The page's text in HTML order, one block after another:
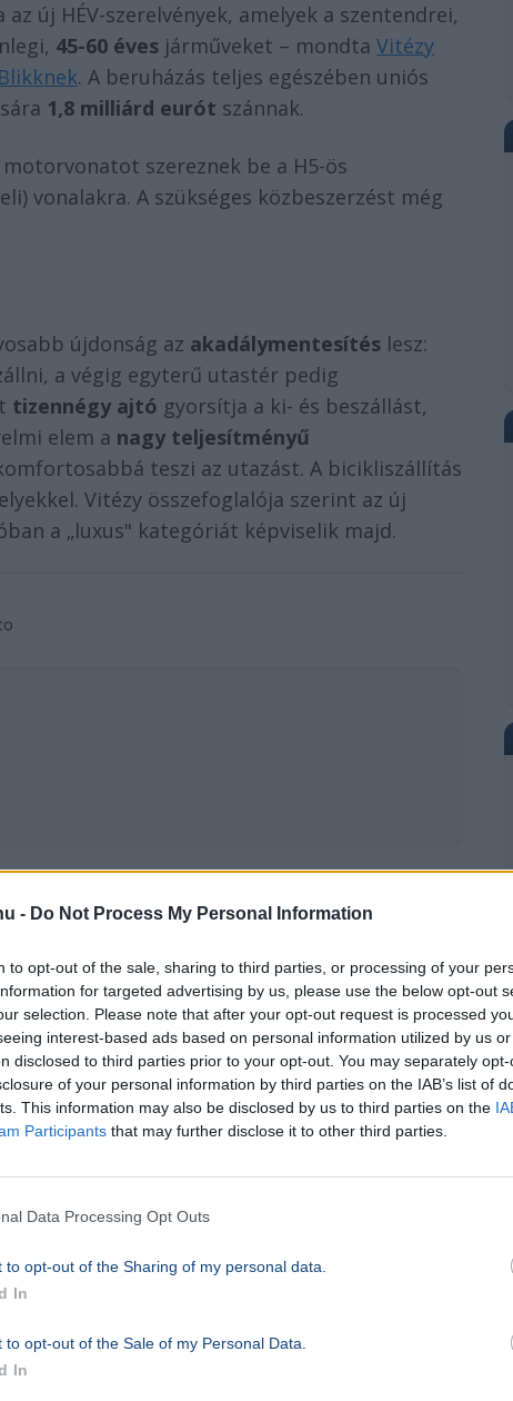
- Do Not Process My Personal Information
to opt-out of the sale, sharing to third parties, or processing of your
for targeted advertising by us, please use the below opt-out
selection. Please note that after your opt-out request is processed
interest-based ads based on personal information utilized by us
disclosed to third parties prior to your opt-out. You may separately
of your personal information by third parties on the IAB’s list of
This information may also be disclosed by us to third parties on the
Participants that may further disclose it to other third parties.
Data Processing Opt Outs
to opt-out of the Sharing of my personal data.
In
to opt-out of the Sale of my Personal Data.
In
új HÉV-szerelvények, amelyek a szentendrei,
45-60 éves járműveket – mondta Vitézy
Blikknek. A beruházás teljes egészében uniós
1,8 milliárd eurót szánnak.
motorvonatot szereznek be a H5-ös
vonalakra. A szükséges közbeszerzést még
újdonság az akadálymentesítés lesz:
a végig egyterű utastér pedig
tizennégy ajtó gyorsítja a ki- és beszállást,
elem a nagy teljesítményű
teszi az utazást. A bicikliszállítás
Vitézy összefoglalója szerint az új
a „luxus" kategóriát képviselik majd.
utasok a Belgrád-vonal